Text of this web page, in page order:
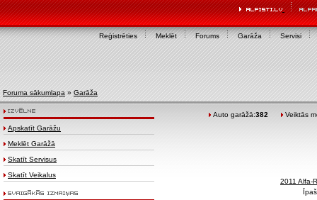
Reģistrēties Meklēt Forums Garāža Servisi
Foruma sākumlapa » Garāža
Apskatīt Garāžu
Meklēt Garāžā
Skatīt Servisus
Skatīt Veikalus
Auto garāžā:382 Veiktās
2011 Alfa-